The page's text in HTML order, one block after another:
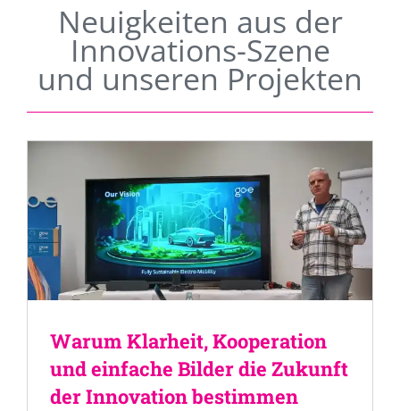
Neuigkeiten aus der
Innovations-Szene
und unseren Projekten
Warum Klarheit, Kooperation
und einfache Bilder die Zukunft
der Innovation bestimmen